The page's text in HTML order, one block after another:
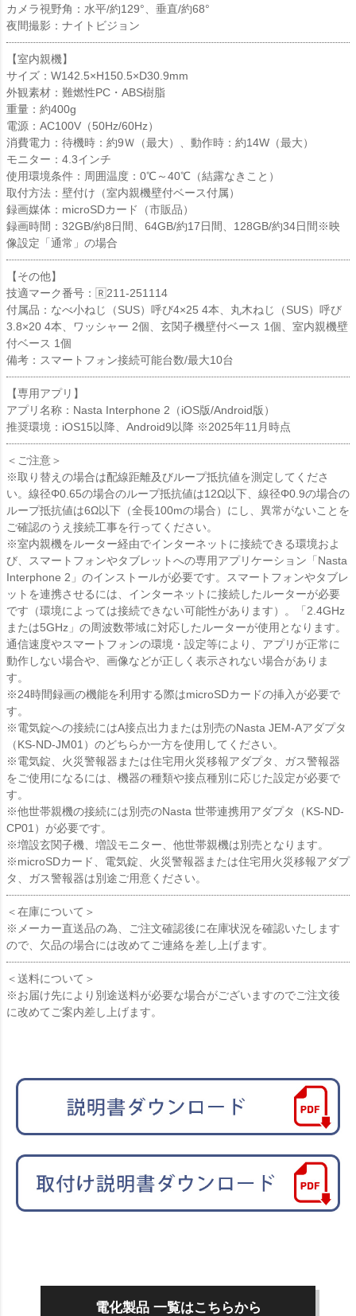
カメラ視野角：水平/約129°、垂直/約68°
夜間撮影：ナイトビジョン
【室内親機】
サイズ：W142.5×H150.5×D30.9mm
外観素材：難燃性PC・ABS樹脂
重量：約400g
電源：AC100V（50Hz/60Hz）
消費電力：待機時：約9Ｗ（最大）、動作時：約14W（最大）
モニター：4.3インチ
使用環境条件：周囲温度：0℃～40℃（結露なきこと）
取付方法：壁付け（室内親機壁付ベース付属）
録画媒体：microSDカード（市販品）
録画時間：32GB/約8日間、64GB/約17日間、128GB/約34日間※映
像設定「通常」の場合
【その他】
技適マーク番号：🅁211-251114
付属品：なべ小ねじ（SUS）呼び4×25 4本、丸木ねじ（SUS）呼び
3.8×20 4本、ワッシャー 2個、玄関子機壁付ベース 1個、室内親機壁
付ベース 1個
備考：スマートフォン接続可能台数/最大10台
【専用アプリ】
アプリ名称：Nasta Interphone 2（iOS版/Android版）
推奨環境：iOS15以降、Android9以降 ※2025年11月時点
＜ご注意＞
※取り替えの場合は配線距離及びループ抵抗値を測定してくださ
い。線径Φ0.65の場合のループ抵抗値は12Ω以下、線径Φ0.9の場合の
ループ抵抗値は6Ω以下（全長100mの場合）にし、異常がないことを
ご確認のうえ接続工事を行ってください。
※室内親機をルーター経由でインターネットに接続できる環境およ
び、スマートフォンやタブレットへの専用アプリケーション「Nasta
Interphone 2」のインストールが必要です。スマートフォンやタブレ
ットを連携させるには、インターネットに接続したルーターが必要
です（環境によっては接続できない可能性があります）。「2.4GHz
または5GHz」の周波数帯域に対応したルーターが使用となります。
通信速度やスマートフォンの環境・設定等により、アプリが正常に
動作しない場合や、画像などが正しく表示されない場合がありま
す。
※24時間録画の機能を利用する際はmicroSDカードの挿入が必要で
す。
※電気錠への接続にはA接点出力または別売のNasta JEM-Aアダプタ
（KS-ND-JM01）のどちらか一方を使用してください。
※電気錠、火災警報器または住宅用火災移報アダプタ、ガス警報器
をご使用になるには、機器の種類や接点種別に応じた設定が必要で
す。
※他世帯親機の接続には別売のNasta 世帯連携用アダプタ（KS-ND-
CP01）が必要です。
※増設玄関子機、増設モニター、他世帯親機は別売となります。
※microSDカード、電気錠、火災警報器または住宅用火災移報アダプ
タ、ガス警報器は別途ご用意ください。
＜在庫について＞
※メーカー直送品の為、ご注文確認後に在庫状況を確認いたします
ので、欠品の場合には改めてご連絡を差し上げます。
＜送料について＞
※お届け先により別途送料が必要な場合がございますのでご注文後
に改めてご案内差し上げます。
電化製品 一覧はこちらから